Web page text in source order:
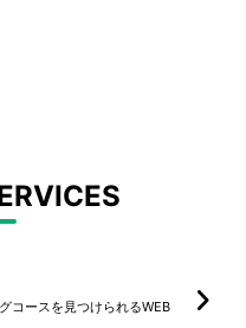
コースを見つけられるWEB